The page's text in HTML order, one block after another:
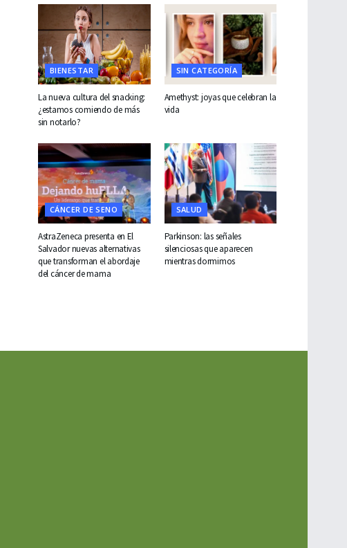
BIENESTAR
La nueva cultura del snacking:
¿estamos comiendo de más
sin notarlo?
SIN CATEGORÍA
Amethyst: joyas que celebran la
vida
CÁNCER DE SENO
AstraZeneca presenta en El
Salvador nuevas alternativas
que transforman el abordaje
del cáncer de mama
SALUD
Parkinson: las señales
silenciosas que aparecen
mientras dormimos